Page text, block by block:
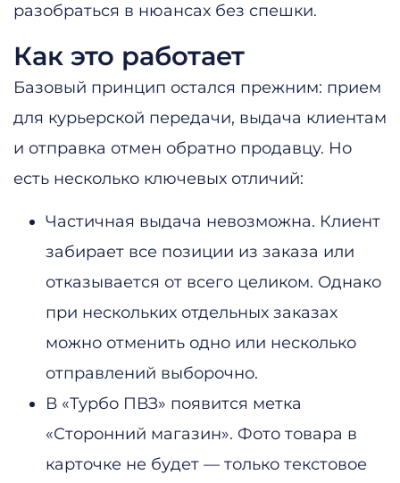
разобраться в нюансах без спешки.
Как это работает
Базовый принцип остался прежним: прием
для курьерской передачи, выдача клиентам
и отправка отмен обратно продавцу. Но
есть несколько ключевых отличий:
Частичная выдача невозможна. Клиент
забирает все позиции из заказа или
отказывается от всего целиком. Однако
при нескольких отдельных заказах
можно отменить одно или несколько
отправлений выборочно.
В «Турбо ПВЗ» появится метка
«Сторонний магазин». Фото товара в
карточке не будет — только текстовое